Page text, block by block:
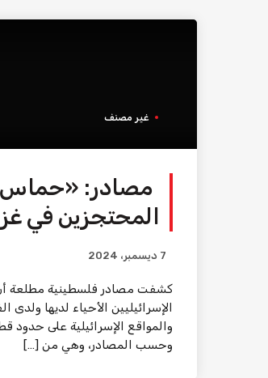
غير مصنف
مصادر: «حماس»
المحتجزين في
7 ديسمبر، 2024
كشفت مصادر فلسطينية مطلعة
الإسرائيليين الأحياء لديها
وحسب المصادر، وهي من […]